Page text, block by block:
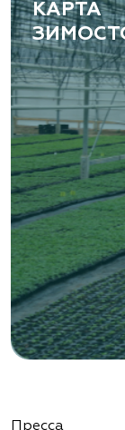
КАРТА
Пресса